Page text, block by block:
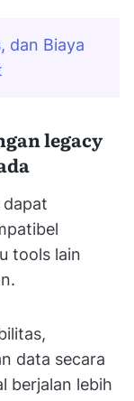
dan Biaya
legacy
tools lain
data secara
berjalan lebih